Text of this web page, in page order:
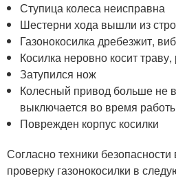
Ступица колеса неисправна
Шестерни хода вышли из
Газонокосилка дребезжит,
Косилка неровно косит
Затупился нож
Колесный привод больше не
выключается во время
Поврежден корпус косилки
Согласно техники
проверку газонокосилки в